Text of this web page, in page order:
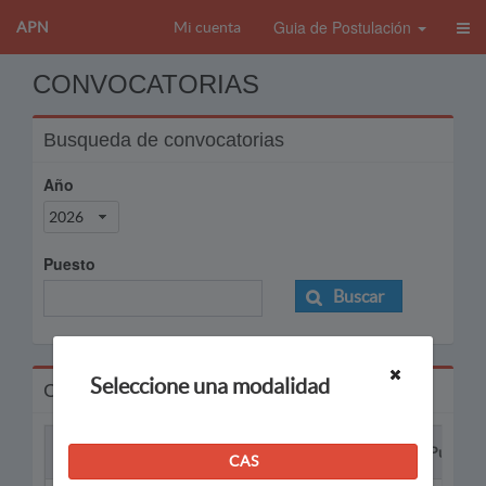
APN Mi cuenta Guia de Postulación
CONVOCATORIAS
Busqueda de convocatorias
Año
2026
Puesto
Buscar
Convocatorias
Puesto
Seleccione una modalidad
CAS